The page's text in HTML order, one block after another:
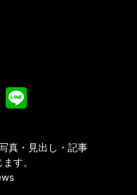
真・見出し・記事
す。